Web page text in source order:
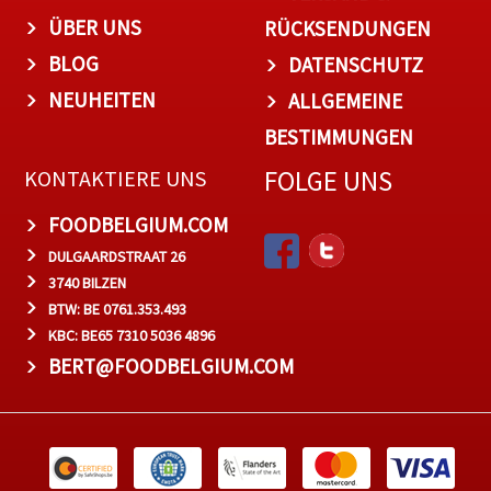
ÜBER UNS
BLOG
NEUHEITEN
RÜCKSENDUNGEN
DATENSCHUTZ
ALLGEMEINE
BESTIMMUNGEN
KONTAKTIERE UNS
FOODBELGIUM.COM
DULGAARDSTRAAT 26
3740 BILZEN
BTW: BE 0761.353.493
KBC: BE65 7310 5036 4896
BERT@FOODBELGIUM.COM
FOLGE UNS